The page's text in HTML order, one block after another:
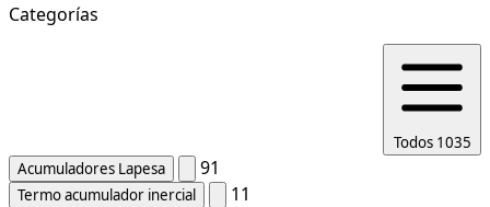
Categorías
Todos 1035
Acumuladores Lapesa
91
Termo acumulador inercial 11